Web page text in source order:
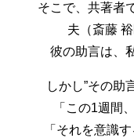
そこで、共著者
夫（斎藤
彼の助言は、
しかし”その助
「この1週間
「それを意識